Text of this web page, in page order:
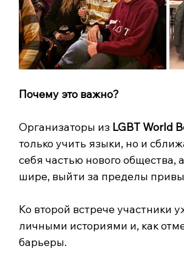
Почему это важно?
Организаторы из LGBT World
только учить языки, но и
себя частью нового
шире, выйти за пределы
Ко второй встрече участники
личными историями и, как
барьеры.